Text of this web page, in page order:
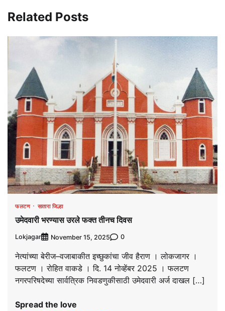
Related Posts
फलटण सातारा जिल्हा
उमेदवारी भरण्यास उरले फक्त तीनच दिवस
Lokjagar November 15, 2025 0
नेत्यांच्या बेरीज–वजाबाकीत इच्छुकांचा जीव हैराण । लोकजागर ।
फलटण । रोहित वाकडे । दि. 14 नोव्हेंबर 2025 । फलटण
नगरपरिषदेच्या सार्वत्रिक निवडणुकीसाठी उमेदवारी अर्ज दाखल […]
Spread the love